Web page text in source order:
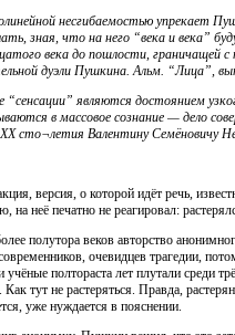
несгибаемостью упрекает
зная, что на него “века и века”
века до пошлости, граничащей
дуэли Пушкина. Альм. “Лица”,
“сенсации” являются достоянием
в массовое сознание — дело
сто¬летия Валентину Семёновичу
версия, о которой идёт речь,
на неё печатно не реагировал:
полутора веков авторство
очевидцев трагедии,
учёные полтораста лет плутали среди
тут не растеряться. Правда,
уже нуждается в пояснении.